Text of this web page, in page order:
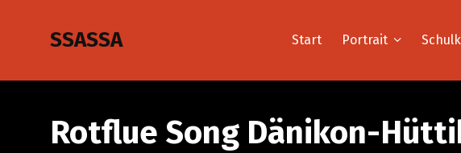
SSASSA Start Portrait
Rotflue Song Dänikon-